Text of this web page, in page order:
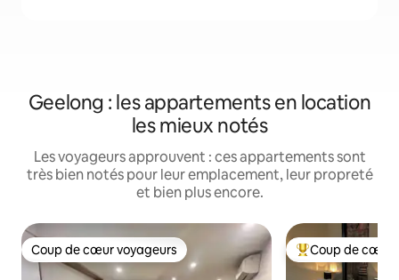
Geelong : les appartements en location
les mieux notés
Les voyageurs approuvent : ces appartements sont
très bien notés pour leur emplacement, leur propreté
et bien plus encore.
Coup de cœur voyageurs
Coup de cœur voyageurs Coups de cœur
Coup de cœur